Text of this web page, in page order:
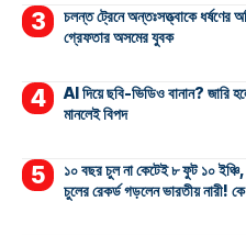
চলন্ত ট্রেনে অন্তঃসত্ত্বাকে ধর্ষণের
গ্রেফতার অসমের যুবক
AI দিয়ে ছবি-ভিডিও বানান? জারি
মানলেই বিপদ
১০ বছর চুল না কেটেই ৮ ফুট ১০ ইঞ্চি,
চুলের রেকর্ড গড়লেন ভারতীয় নারী!